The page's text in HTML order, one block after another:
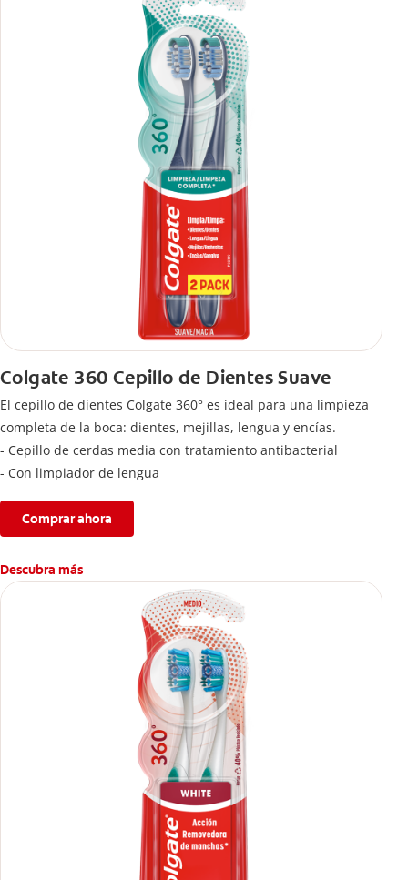
Colgate 360 Cepillo de Dientes Suave
El cepillo de dientes Colgate 360° es ideal para una limpieza
completa de la boca: dientes, mejillas, lengua y encías.
- Cepillo de cerdas media con tratamiento antibacterial
- Con limpiador de lengua
Comprar ahora
Descubra más